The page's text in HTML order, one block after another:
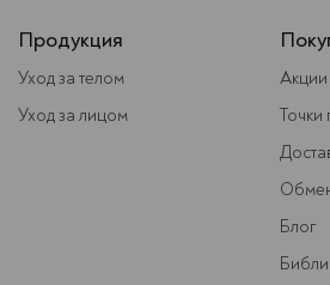
Продукция
Уход за телом
Уход за лицом
Акции
Блог